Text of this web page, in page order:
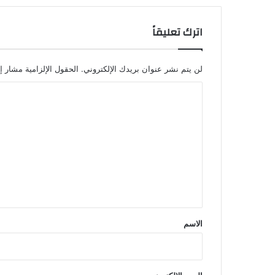
اترك تعليقاً
لن يتم نشر عنوان بريدك الإلكتروني. الحقول الإلزامية مشار
*
الاسم